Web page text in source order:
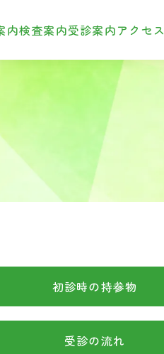
内検査案内受診案内アクセス
初診時の持参物
受診の流れ